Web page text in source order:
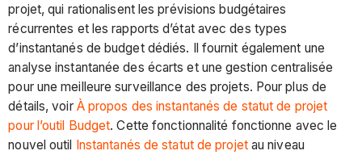
projet, qui rationalisent les prévisions budgétaires
récurrentes et les rapports d’état avec des types
d’instantanés de budget dédiés. Il fournit également une
analyse instantanée des écarts et une gestion centralisée
pour une meilleure surveillance des projets. Pour plus de
détails, voir À propos des instantanés de statut de projet
pour l’outil Budget. Cette fonctionnalité fonctionne avec le
nouvel outil Instantanés de statut de projetau niveau